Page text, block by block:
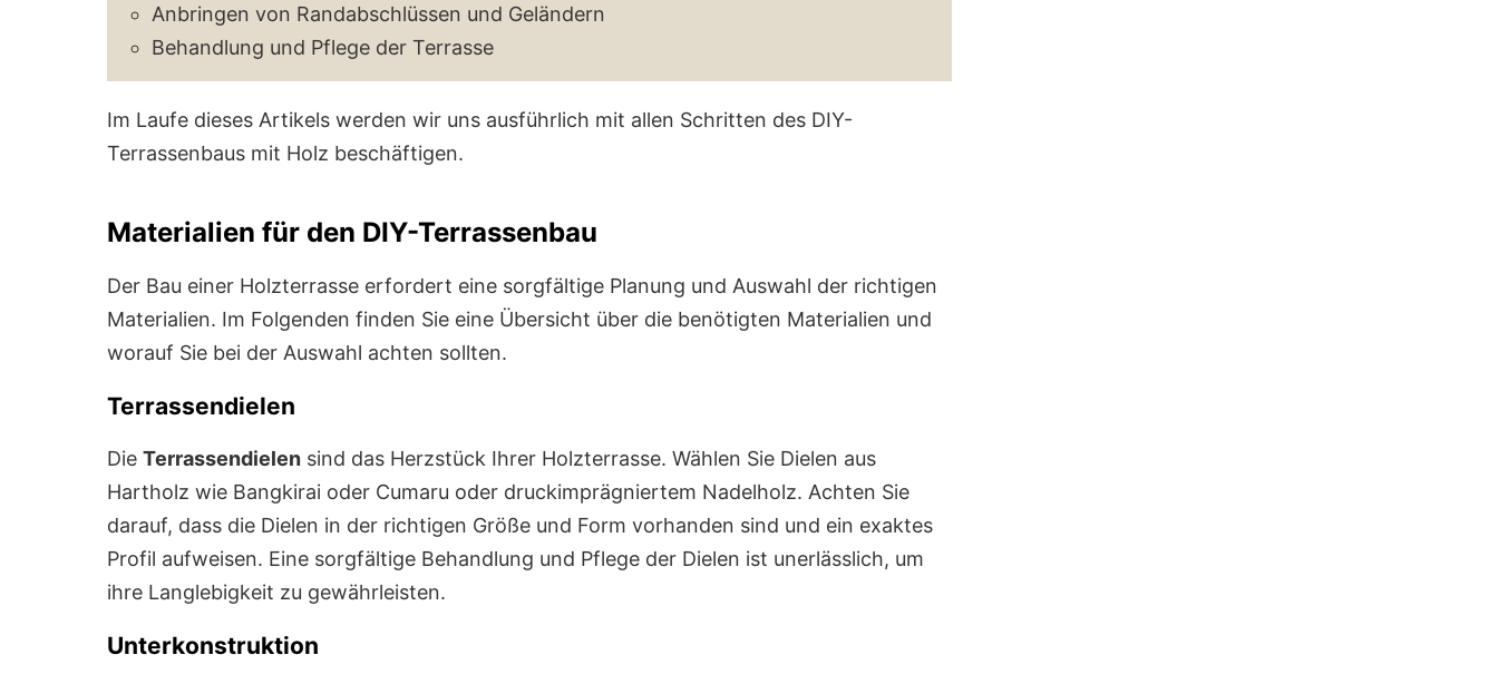
Anbringen von Randabschlüssen und Geländern
Behandlung und Pflege der Terrasse
Im Laufe dieses Artikels werden wir uns ausführlich mit allen Schritten des DIY-
Terrassenbaus mit Holz beschäftigen.
Materialien für den DIY-Terrassenbau
Der Bau einer Holzterrasse erfordert eine sorgfältige Planung und Auswahl der richtigen
Materialien. Im Folgenden finden Sie eine Übersicht über die benötigten Materialien und
worauf Sie bei der Auswahl achten sollten.
Terrassendielen
Die Terrassendielen sind das Herzstück Ihrer Holzterrasse. Wählen Sie Dielen aus
Hartholz wie Bangkirai oder Cumaru oder druckimprägniertem Nadelholz. Achten Sie
darauf, dass die Dielen in der richtigen Größe und Form vorhanden sind und ein exaktes
Profil aufweisen. Eine sorgfältige Behandlung und Pflege der Dielen ist unerlässlich, um
ihre Langlebigkeit zu gewährleisten.
Unterkonstruktion